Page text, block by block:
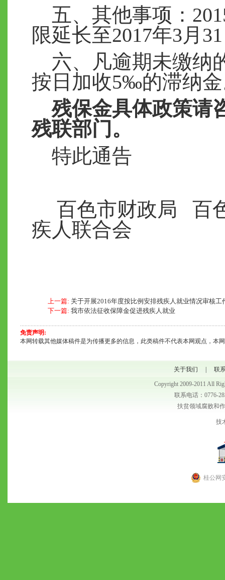
五、其他事项：
限延长至2017年3月
六、凡逾期未缴纳
按日加收5‰的滞纳
残保金具体政策请
残联部门 。
特此通告
百色市财政局 百
疾人联合会
上一篇: 关于开展2016年度按比例安排残疾人就业情况审核工
下一篇: 我市依法征收保障金促进残疾人就业
免责声明:
本网转载其他媒体稿件是为传播更多的信息，此类稿件不代表本网观点，本
关于我们 联
Copyright 2009-2011 All
联系电话：0776-
扶贫领域腐败和
技
桂公网